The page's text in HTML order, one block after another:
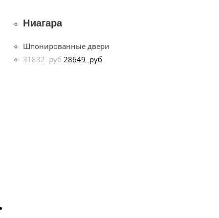
Ниагара
Шпонированные двери
31832руб 28649 руб